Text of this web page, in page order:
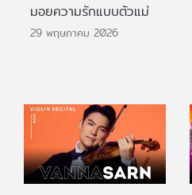
มอยความรักแบบตัวแม่
29 พฤษภาคม 2026